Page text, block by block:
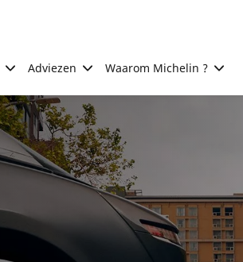
Adviezen Waarom Michelin ?